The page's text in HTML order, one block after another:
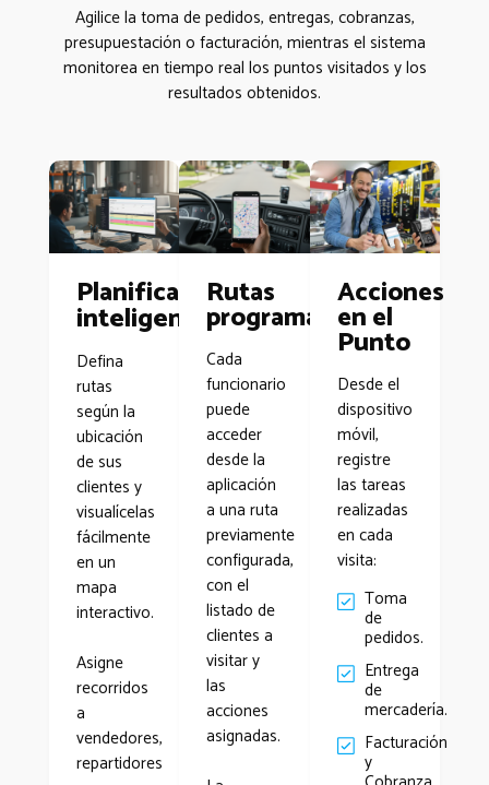
Agilice la toma de pedidos, entregas, cobranzas,
presupuestación o facturación, mientras el sistema
monitorea en tiempo real los puntos visitados y los
resultados obtenidos.
Planificación
inteligente
Defina
rutas
según la
ubicación
de sus
clientes y
visualícelas
fácilmente
en un
mapa
interactivo.
Asigne
recorridos
a
vendedores,
repartidores
Rutas
programadas
Cada
funcionario
puede
acceder
desde la
aplicación
a una ruta
previamente
configurada,
con el
listado de
clientes a
visitar y
las
acciones
asignadas.
Acciones
en el
Punto
Desde el
dispositivo
móvil,
registre
las tareas
realizadas
en cada
visita:
Toma
de
pedidos.
Entrega
de
mercadería.
Facturación
y